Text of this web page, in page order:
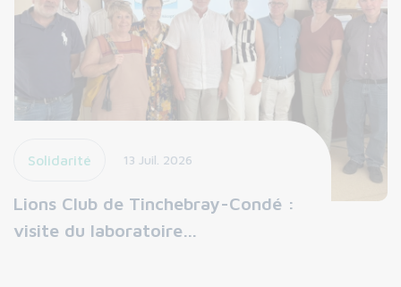
Solidarité 13 Juil. 2026
Lions Club de Tinchebray-Condé :
visite du laboratoire…